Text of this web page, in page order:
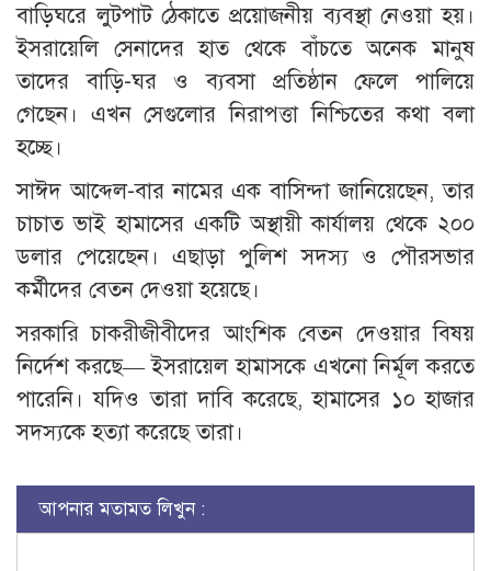
বাড়িঘরে লুটপাট ঠেকাতে প্রয়োজনীয় ব্যবস্থা নেওয়া হয়।
ইসরায়েলি সেনাদের হাত থেকে বাঁচতে অনেক মানুষ
তাদের বাড়ি-ঘর ও ব্যবসা প্রতিষ্ঠান ফেলে পালিয়ে
গেছেন। এখন সেগুলোর নিরাপত্তা নিশ্চিতের কথা বলা
হচ্ছে।
সাঈদ আব্দেল-বার নামের এক বাসিন্দা জানিয়েছেন, তার
চাচাত ভাই হামাসের একটি অস্থায়ী কার্যালয় থেকে ২০০
ডলার পেয়েছেন। এছাড়া পুলিশ সদস্য ও পৌরসভার
কর্মীদের বেতন দেওয়া হয়েছে।
সরকারি চাকরীজীবীদের আংশিক বেতন দেওয়ার বিষয়
নির্দেশ করছে— ইসরায়েল হামাসকে এখনো নির্মূল করতে
পারেনি। যদিও তারা দাবি করেছে, হামাসের ১০ হাজার
সদস্যকে হত্যা করেছে তারা।
আপনার মতামত লিখুন :